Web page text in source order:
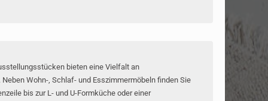
bieten eine Vielfalt an
Wohn-, Schlaf- und Esszimmermöbeln finden Sie
bis zur L- und U-Formküche oder einer